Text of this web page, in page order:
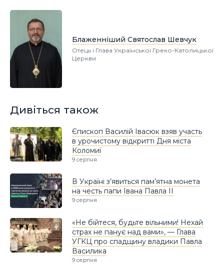
Блаженніший Святослав Шевчук
Отець і Глава Української Греко-Католицької
Церкви
Дивіться також
Єпископ Василій Івасюк взяв участь
в урочистому відкритті Дня міста
Коломиї
9 серпня
В Україні з’явиться пам’ятна монета
на честь папи Івана Павла II
9 серпня
«Не бійтеся, будьте вільними! Нехай
страх не панує над вами», — Глава
УГКЦ про спадщину владики Павла
Василика
9 серпня